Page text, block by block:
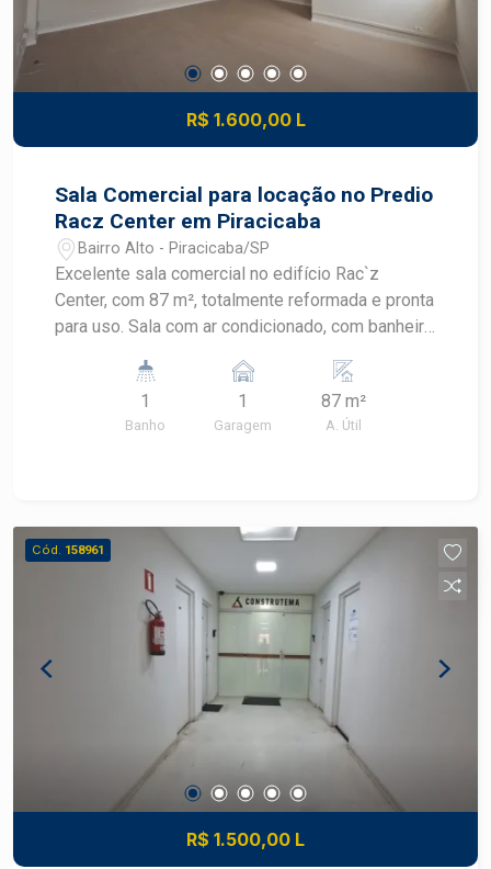
R$ 1.600,00 L
Sala Comercial para locação no Predio
Racz Center em Piracicaba
Bairro Alto - Piracicaba/SP
Excelente sala comercial no edifício Rac`z
Center, com 87 m², totalmente reformada e pronta
para uso. Sala com ar condicionado, com banheiro
praticidade para o seu negócio. Uma excelente
oportunidade para instalar sua empresa ou
investir em um imóvel comercial de qualidade.
1
Banho
1
Garagem
87 m²
A. Útil
Cód. 158961
R$ 1.500,00 L